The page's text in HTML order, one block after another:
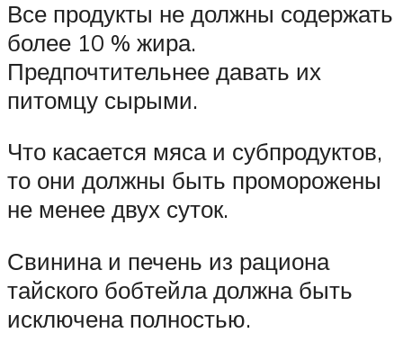
Все продукты не должны содержать
более 10 % жира.
Предпочтительнее давать их
питомцу сырыми.
Что касается мяса и субпродуктов,
то они должны быть проморожены
не менее двух суток.
Свинина и печень из рациона
тайского бобтейла должна быть
исключена полностью.